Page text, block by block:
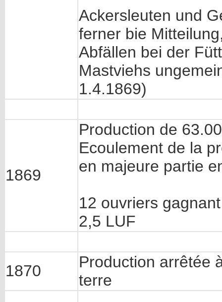
Ackersleuten und
ferner bie
Abfällen bei der
Mastviehs
1.4.1869)
1869
Production de
Ecoulement de la
en majeure partie
12 ouvriers
2,5 LUF
1870
Production arrêtée
terre